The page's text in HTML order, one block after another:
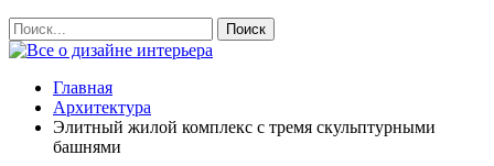
Главная
Архитектура
Элитный жилой комплекс с тремя скульптурными
башнями